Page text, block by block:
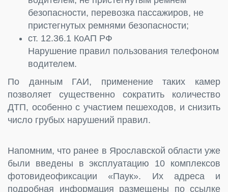
безопасности, перевозка пассажиров, не
пристегнутых ремнями безопасности;
ст. 12.36.1 КоАП РФ
Нарушение правил пользования телефоном
водителем.
По данным ГАИ, применение таких камер
позволяет существенно сократить количество
ДТП, особенно с участием пешеходов, и снизить
число грубых нарушений правил.
Напомним, что ранее в Ярославской области уже
были введены в эксплуатацию 10 комплексов
фотовидеофиксации «Паук». Их адреса и
подробная информация размещены по ссылке